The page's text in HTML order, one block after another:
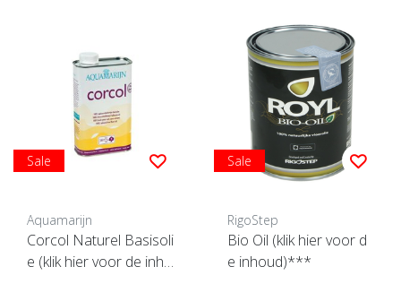
Sale
Aquamarijn
Corcol Naturel Basisoli
e (klik hier voor de inho
Sale
RigoStep
Bio Oil (klik hier voor d
e inhoud)***